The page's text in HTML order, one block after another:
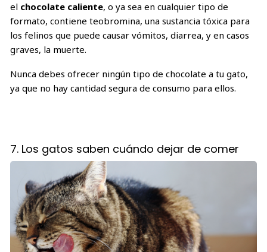
el chocolate caliente, o ya sea en cualquier tipo de
formato, contiene teobromina, una sustancia tóxica para
los felinos que puede causar vómitos, diarrea, y en casos
graves, la muerte.
Nunca debes ofrecer ningún tipo de chocolate a tu gato,
ya que no hay cantidad segura de consumo para ellos.
7. Los gatos saben cuándo dejar de comer